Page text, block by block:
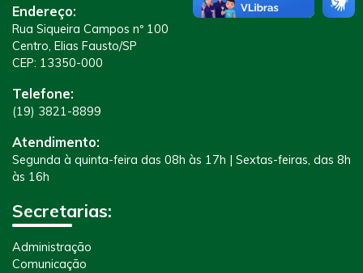
Endereço:
Rua Siqueira Campos nº 100
Centro, Elias Fausto/SP
CEP: 13350-000
Telefone:
(19) 3821-8899
Atendimento:
Segunda à quinta-feira das 08h às 17h | Sextas-feiras, das 8h
às 16h
Secretarias:
Administração
Comunicação